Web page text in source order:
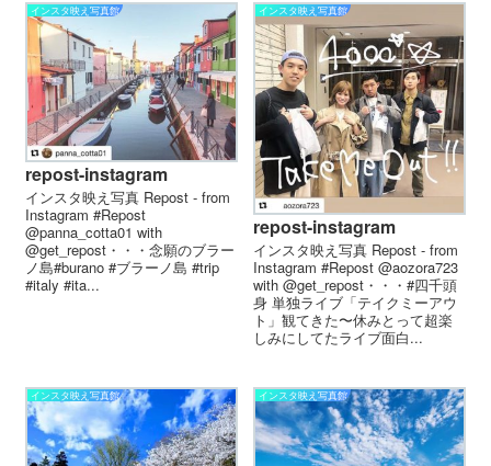
インスタ映え写真館
repost-instagram
インスタ映え写真 Repost - from
Instagram #Repost
@panna_cotta01 with
@get_repost・・・念願のブラー
ノ島#burano #ブラーノ島 #trip
#italy #ita...
インスタ映え写真館
repost-instagram
インスタ映え写真 Repost - from
Instagram #Repost @aozora723
with @get_repost・・・#四千頭
身 単独ライブ「テイクミーアウ
ト」観てきた〜休みとって超楽
しみにしてたライブ面白...
インスタ映え写真館 インスタ映え写真館